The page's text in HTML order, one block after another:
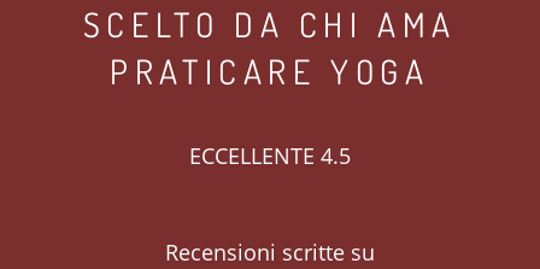
SCELTO DA CHI AMA
PRATICARE YOGA
ECCELLENTE 4.5
Recensioni scritte su